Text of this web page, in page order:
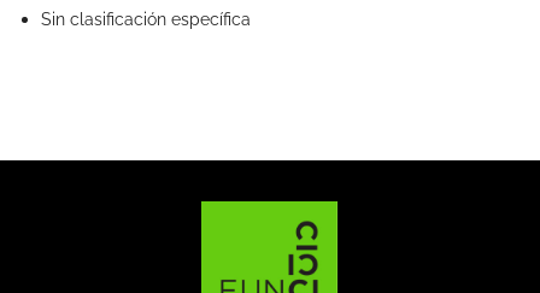
Sin clasificación específica